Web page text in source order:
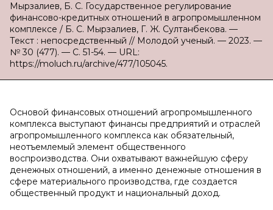
Мырзалиев, Б. С. Государственное регулирование
финансово-кредитных отношений в агропромышленном
комплексе / Б. С. Мырзалиев, Г. Ж. Султанбекова. —
Текст : непосредственный // Молодой ученый. — 2023. —
№ 30 (477). — С. 51-54. — URL:
https://moluch.ru/archive/477/105045.
Основой финансовых отношений агропромышленного
комплекса выступают финансы предприятий и отраслей
агропромышленного комплекса как обязательный,
неотъемлемый элемент общественного
воспроизводства. Они охватывают важнейшую сферу
денежных отношений, а именно денежные отношения в
сфере материального производства, где создается
общественный продукт и национальный доход.